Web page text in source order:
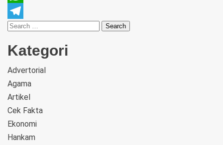
WhatsApp
Telegram
Kategori
Advertorial
Agama
Artikel
Cek Fakta
Ekonomi
Hankam